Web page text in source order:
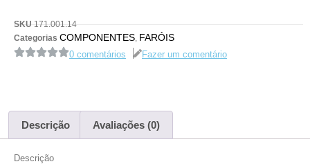
SKU 171.001.14
Categorias COMPONENTES FARÓIS
0 comentários Fazer um comentário
Descrição Avaliações (0)
Descrição